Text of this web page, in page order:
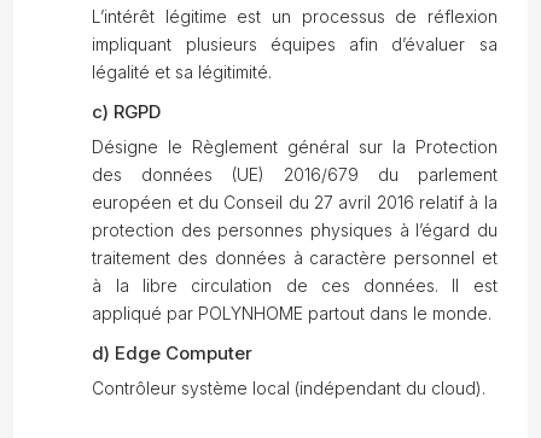
L’intérêt légitime est un processus de réflexion
impliquant plusieurs équipes afin d’évaluer sa
légalité et sa légitimité.
c) RGPD
Désigne le Règlement général sur la Protection
des données (UE) 2016/679 du parlement
européen et du Conseil du 27 avril 2016 relatif à la
protection des personnes physiques à l’égard du
traitement des données à caractère personnel et
à la libre circulation de ces données. Il est
appliqué par POLYNHOME partout dans le monde.
d) Edge Computer
Contrôleur système local (indépendant du cloud).